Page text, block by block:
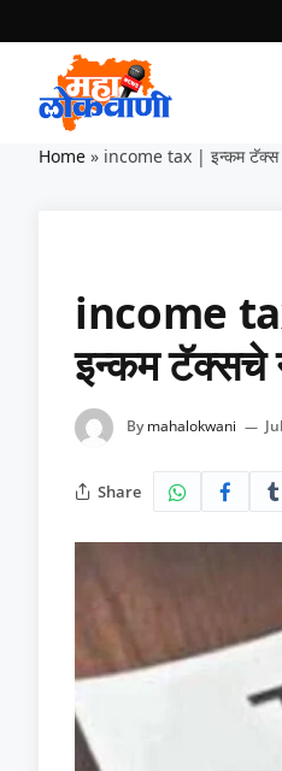
Home » income tax | इन्कम टॅक्स
income tax
इन्कम टॅक्सचे
By mahalokwani
Share